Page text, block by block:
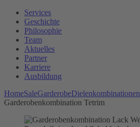
Services
Geschichte
Philosophie
Team
Aktuelles
Partner
Karriere
Ausbildung
HomeSaleGarderobeDielenkombinationen
Garderobenkombination Tetrim